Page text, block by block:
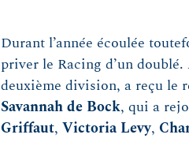
Durant l’année écoulée
priver le Racing d’un
deuxième division, a reçu le
Savannah de Bock, qui a
Griffaut, Victoria Levy,